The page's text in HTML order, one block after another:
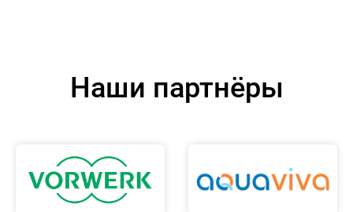
Наши партнёры